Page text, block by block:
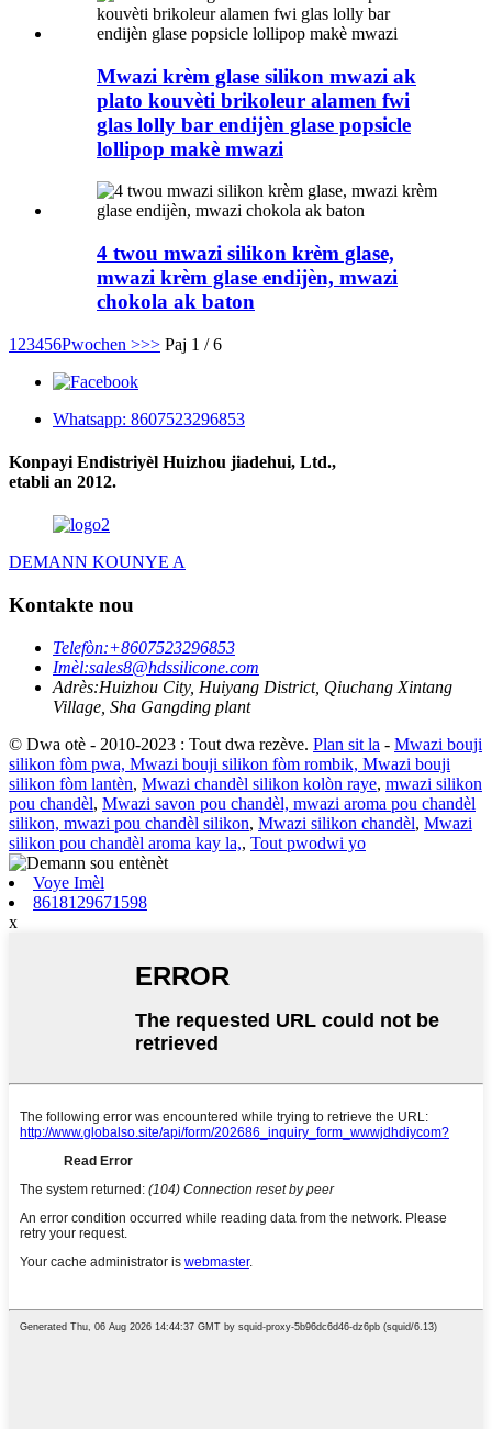
Mwazi krèm glase silikon mwazi ak
plato kouvèti brikoleur alamen fwi
glas lolly bar endijèn glase popsicle
lollipop makè mwazi
4 twou mwazi silikon krèm glase,
mwazi krèm glase endijèn, mwazi
chokola ak baton
1 23456Pwochen >>> Paj 1 / 6
Whatsapp: 8607523296853
Konpayi Endistriyèl Huizhou jiadehui, Ltd.,
etabli an 2012.
DEMANN KOUNYE A
Kontakte nou
Telefòn:+8607523296853
Imèl:sales8@hdssilicone.com
Adrès:Huizhou City, Huiyang District, Qiuchang Xintang
Village, Sha Gangding plant
© Dwa otè - 2010-2023 : Tout dwa rezève. Plan sit la - Mwazi bouji
silikon fòm pwa, Mwazi bouji silikon fòm rombik, Mwazi bouji
silikon fòm lantèn, Mwazi chandèl silikon kolòn raye, mwazi silikon
pou chandèl, Mwazi savon pou chandèl, mwazi aroma pou chandèl
silikon, mwazi pou chandèl silikon, Mwazi silikon chandèl, Mwazi
silikon pou chandèl aroma kay la,, Tout pwodwi yo
Voye Imèl
8618129671598
x